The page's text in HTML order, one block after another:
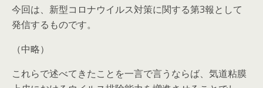
今回は、新型コロナウイルス対策に関する第3報として
発信するものです。
（中略）
これらで述べてきたことを一言で言うならば、気道粘膜